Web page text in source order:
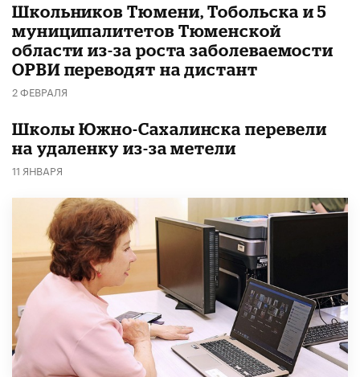
Школьников Тюмени, Тобольска и 5
муниципалитетов Тюменской
области из-за роста заболеваемости
ОРВИ переводят на дистант
2 ФЕВРАЛЯ
Школы Южно-Сахалинска перевели
на удаленку из-за метели
11 ЯНВАРЯ